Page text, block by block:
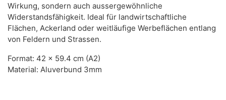
Wirkung, sondern auch aussergewöhnliche
Widerstandsfähigkeit. Ideal für landwirtschaftliche
Flächen, Ackerland oder weitläufige Werbeflächen entlang
von Feldern und Strassen.
Format: 42 x 59.4 cm (A2)
Material: Aluverbund 3mm